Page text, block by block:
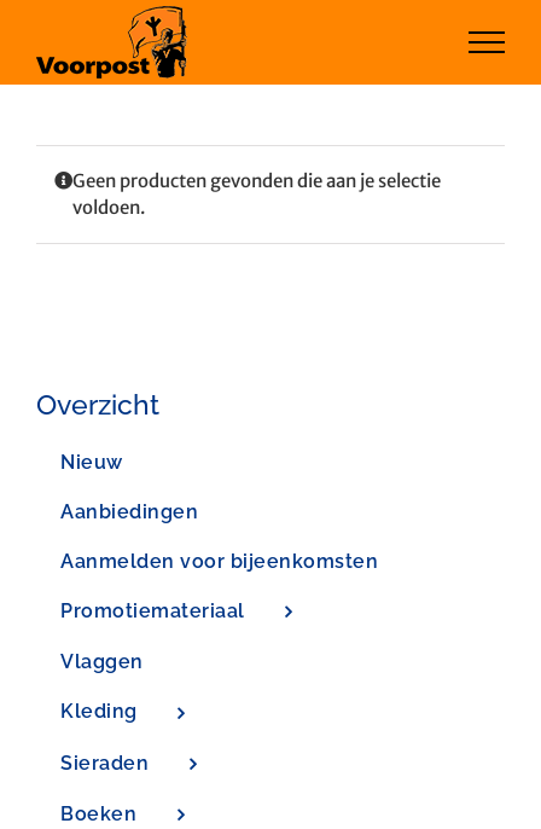
inhoud
Geen producten gevonden die aan je selectie
voldoen.
Overzicht
Nieuw
Aanbiedingen
Aanmelden voor bijeenkomsten
Promotiemateriaal
Vlaggen
Kleding
Sieraden
Boeken